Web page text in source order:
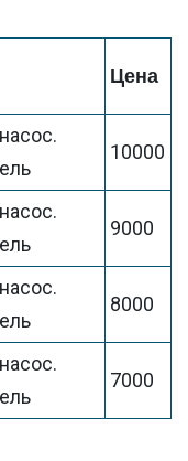
Цена
10000
9000
8000
7000